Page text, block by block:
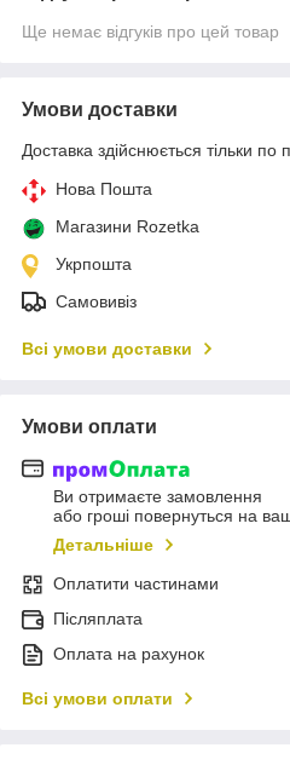
Ще немає відгуків про цей товар
Умови доставки
Доставка здійснюється тільки по
Нова Пошта
Магазини Rozetka
Укрпошта
Самовивіз
Всі умови доставки
Умови оплати
Ви отримаєте замовлення
або гроші повернуться на
Детальніше
Оплатити частинами
Післяплата
Оплата на рахунок
Всі умови оплати